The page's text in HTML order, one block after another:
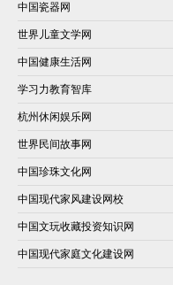
中国瓷器网
世界儿童文学网
中国健康生活网
学习力教育智库
杭州休闲娱乐网
世界民间故事网
中国珍珠文化网
中国现代家风建设网校
中国文玩收藏投资知识网
中国现代家庭文化建设网